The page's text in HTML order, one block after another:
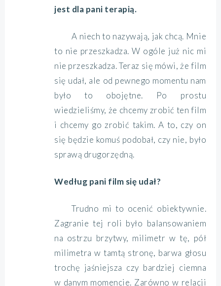
jest dla pani terapią.
A niech to nazywają, jak chcą. Mnie
to nie przeszkadza. W ogóle już nic mi
nie przeszkadza. Teraz się mówi, że film
się udał, ale od pewnego momentu nam
było to obojętne. Po prostu
wiedzieliśmy, że chcemy zrobić ten film
i chcemy go zrobić takim. A to, czy on
się będzie komuś podobał, czy nie, było
sprawą drugorzędną.
Według pani film się udał?
Trudno mi to ocenić obiektywnie.
Zagranie tej roli było balansowaniem
na ostrzu brzytwy, milimetr w tę, pół
milimetra w tamtą stronę, barwa głosu
trochę jaśniejsza czy bardziej ciemna
w danym momencie. Zarówno w relacji